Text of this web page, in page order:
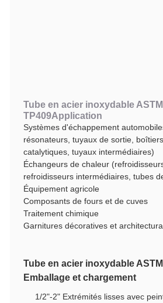
Tube en acier inoxydable
TP409Application
Systèmes d'échappement
résonateurs, tuyaux de sortie,
catalytiques, tuyaux intermédiaires)
Échangeurs de chaleur
refroidisseurs intermédiaires, tubes
Équipement agricole
Composants de fours et de cuves
Traitement chimique
Garnitures décoratives et
Tube en acier inoxydable
Emballage et chargement
1/2"-2" Extrémités lisses avec